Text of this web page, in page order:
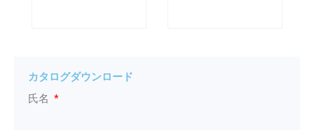
カタログダウンロード
氏名